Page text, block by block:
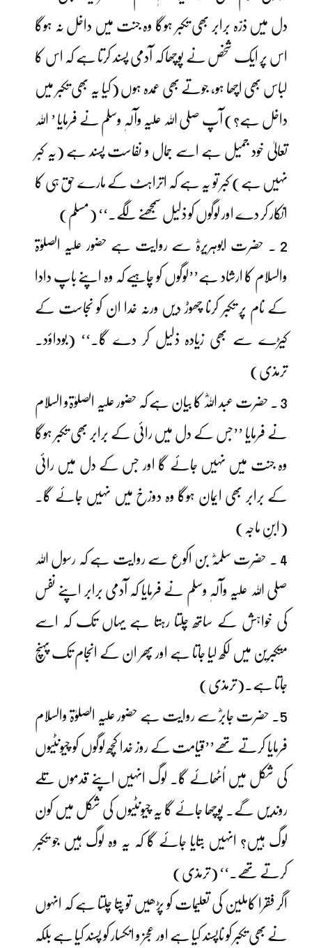
دل میں ذرّہ برابر بھی تکبر ہوگا وہ جنت میں داخل نہ ہوگا
اس پر ایک شخص نے پوچھا کہ آدمی پسند کرتا ہے کہ اس کا
لباس بھی اچھا ہو، جوتے بھی عمدہ ہوں (کیا یہ بھی تکبر میں
داخل ہے؟) آپ صلی اللہ علیہ وآلہٖ وسلم نے فرمایا ’ اللہ
تعالیٰ خود جمیل ہے اسے جمال و نفاست پسند ہے (یہ کبر
نہیں ہے) کبر تو یہ ہے کہ اتراہٹ کے مارے حق ہی کا
انکار کر دے اور لوگوں کو ذلیل سمجھنے لگے۔‘‘ (مسلم)
2 ۔ حضرت ابوہریرہؓ سے روایت ہے حضور علیہ الصلوٰۃ
والسلام کا ارشاد ہے’’لوگوں کو چاہیے کہ وہ اپنے باپ دادا
کے نام پر تکبر کرنا چھوڑ دیں ورنہ خدا ان کو نجاست کے
کیڑے سے بھی زیادہ ذلیل کر دے گا۔‘‘ (بوداؤد۔
ترمذی)
3 ۔ حضرت عبد اللہؓ کا بیان ہے کہ حضور علیہ الصلوٰۃو السلام
نے فرمایا ’’جس کے دل میں رائی کے برابر بھی تکبر ہوگا
وہ جنت میں نہیں جائے گا اور جس کے دل میں رائی
کے برابر بھی ایمان ہوگا وہ دوزخ میں نہیں جائے گا۔
(ابنِ ماجہ)
4 ۔ حضرت سلمہؓ بن اکوع سے روایت ہے کہ رسول اللہ
صلی اللہ علیہ وآلہٖ وسلم نے فرمایا کہ آدمی برابر اپنے نفس
کی خواہش کے ساتھ چلتا رہتا ہے یہاں تک کہ اسے
متکبرین میں لکھ لیا جاتا ہے اور پھر ان کے انجام تک پہنچ
جاتا ہے۔(ترمذی)
5۔ حضرت جابرؓ سے روایت ہے حضور علیہ الصلوٰۃ والسلام
فرمایا کرتے تھے’’قیامت کے روز خدا کچھ لوگوں کو چیونٹیوں
کی شکل میں اُٹھائے گا۔ لوگ انہیں اپنے قدموں تلے
روندیں گے۔ پوچھا جائے گا یہ چیونٹیوں کی شکل میں کون
لوگ ہیں؟ انہیں بتایا جائے گا کہ یہ وہ لوگ ہیں جو تکبر
کرتے تھے۔‘‘ (ترمذی)
اگر فقرا کاملین کی تعلیمات کو پڑھیں تو پتا چلتا ہے کہ انہوں
نے بھی تکبر کو ناپسند کیا ہے اور عجز و انکسار کو پسند کیا ہے بلکہ